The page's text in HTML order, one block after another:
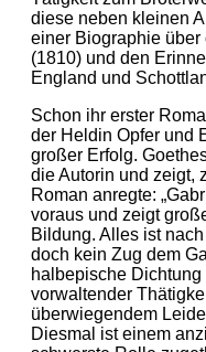
diese neben kleinen
einer Biographie
(1810) und den
England und
Schon ihr erster
der Heldin Opfer und
großer Erfolg.
die Autorin und zeigt,
Roman anregte:
voraus und zeigt
Bildung. Alles ist
doch kein Zug dem
halbepische
vorwaltender
überwiegendem
Diesmal ist einem